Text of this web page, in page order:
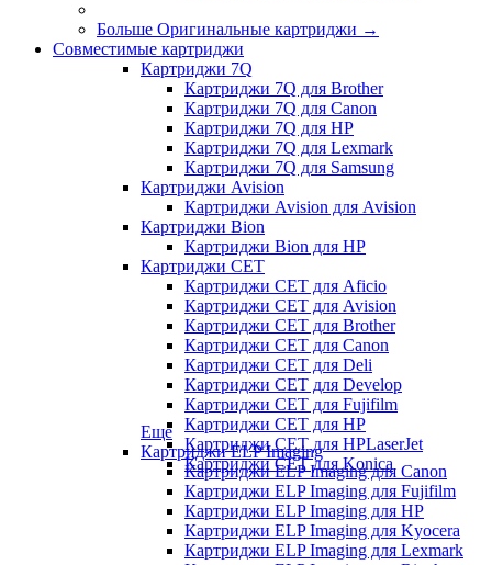
Больше Оригинальные картриджи →
Совместимые картриджи
Картриджи 7Q
Картриджи 7Q для Brother
Картриджи 7Q для Canon
Картриджи 7Q для HP
Картриджи 7Q для Lexmark
Картриджи 7Q для Samsung
Картриджи Avision
Картриджи Avision для Avision
Картриджи Bion
Картриджи Bion для HP
Картриджи CET
Картриджи CET для Aficio
Картриджи CET для Avision
Картриджи CET для Brother
Картриджи CET для Canon
Картриджи CET для Deli
Картриджи CET для Develop
Картриджи CET для Fujifilm
Картриджи CET для HP
Картриджи CET для HPLaserJet
Картриджи CET для Konica
Еще
Картриджи ELP Imaging
Картриджи ELP Imaging для Canon
Картриджи ELP Imaging для Fujifilm
Картриджи ELP Imaging для HP
Картриджи ELP Imaging для Kyocera
Картриджи ELP Imaging для Lexmark